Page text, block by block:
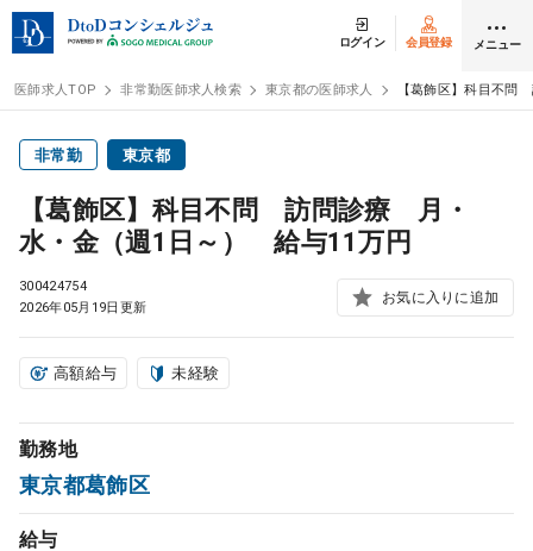
ログイン 会員登録 メニュー
医師求人
常勤検索 転職
非常勤検索 アルバイト
DtoDの転職・アルバイト支援
医師求人TOP 非常勤医師求人検索 東京都の医師求人 【葛飾区】科目不
非常勤 東京都
【葛飾区】科目不問 訪問診療 月・
水・金（週1日～） 給与11万円
300424754
2026年05月19日更新
お気に入りに追加
高額給与 未経験
勤務地
東京都葛飾区
給与